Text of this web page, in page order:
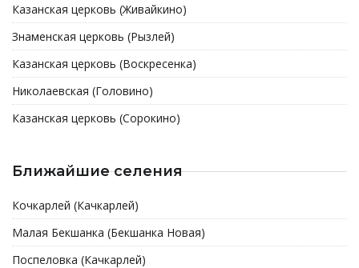
Казанская церковь (Живайкино)
Знаменская церковь (Рызлей)
Казанская церковь (Воскресенка)
Николаевская (Головино)
Казанская церковь (Сорокино)
Ближайшие селения
Кочкарлей (Качкарлей)
Малая Бекшанка (Бекшанка Новая)
Поспеловка (Качкарлей)